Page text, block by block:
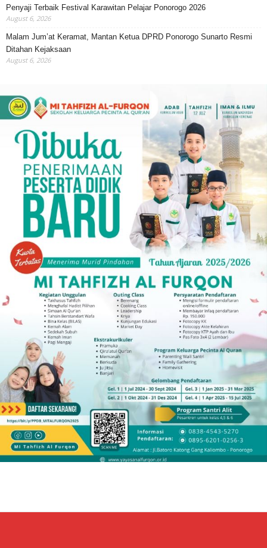
Penyaji Terbaik Festival Karawitan Pelajar Ponorogo 2026
August 6, 2026
Malam Jum’at Keramat, Mantan Ketua DPRD Ponorogo Sunarto Resmi
Ditahan Kejaksaan
August 6, 2026